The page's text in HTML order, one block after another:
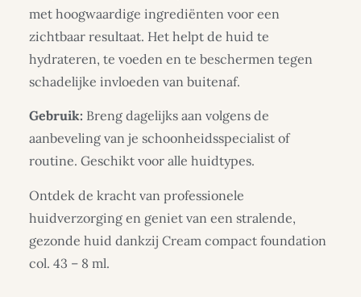
met hoogwaardige ingrediënten voor een
zichtbaar resultaat. Het helpt de huid te
hydrateren, te voeden en te beschermen tegen
schadelijke invloeden van buitenaf.
Gebruik: Breng dagelijks aan volgens de
aanbeveling van je schoonheidsspecialist of
routine. Geschikt voor alle huidtypes.
Ontdek de kracht van professionele
huidverzorging en geniet van een stralende,
gezonde huid dankzij Cream compact foundation
col. 43 – 8 ml.